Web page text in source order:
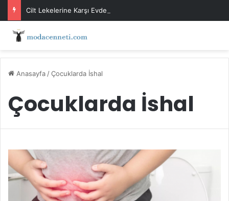
Cilt Lekelerine Karşı Evde Maske Önerileri
Anasayfa /Çocuklarda İshal
Çocuklarda İshal